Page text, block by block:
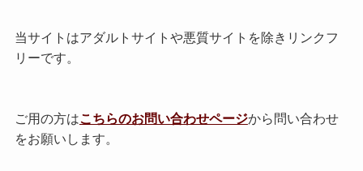
当サイトはアダルトサイトや悪質サイトを除きリンクフ
リーです。
ご用の方はこちらのお問い合わせページから問い合わせ
をお願いします。